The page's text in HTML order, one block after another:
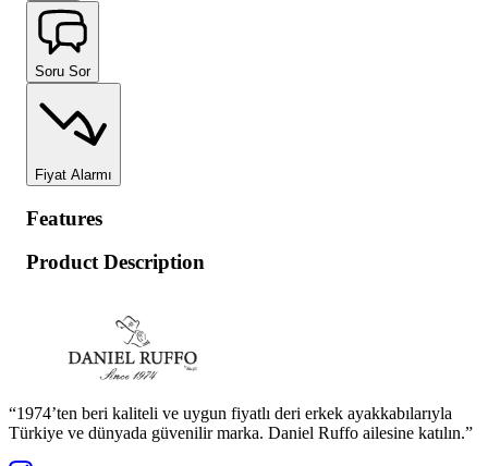
Soru Sor
Fiyat Alarmı
Features
Product Description
“1974’ten beri kaliteli ve uygun fiyatlı deri erkek ayakkabılarıyla
Türkiye ve dünyada güvenilir marka. Daniel Ruffo ailesine katılın.”